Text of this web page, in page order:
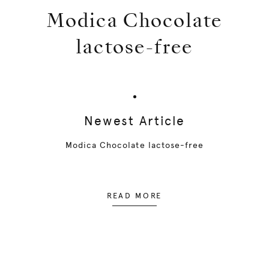
Modica Chocolate
lactose-free
Newest Article
Modica Chocolate lactose-free
READ MORE